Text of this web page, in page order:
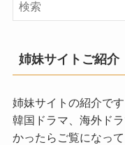
姉妹サイトご紹介
姉妹サイトの紹介です
韓国ドラマ、海外ド
かったらご覧になって